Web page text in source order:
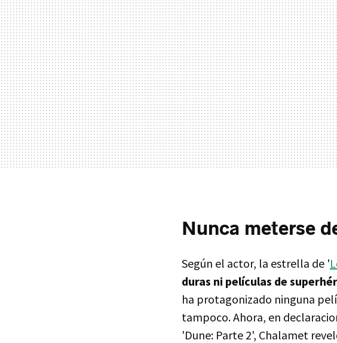
Nunca meterse
Según el actor, la estrella de '
duras ni películas de
ha protagonizado ninguna
tampoco. Ahora, en
'Dune: Parte 2', Chalamet